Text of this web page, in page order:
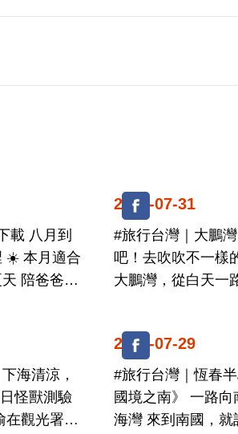
載 八月到
☀️ 本月適合
來
2026-07-31
#旅行台灣｜大鵬
吧！去吹吹不一樣
大鵬灣，從白天一
海清涼，
怪獸測驗
2026-07-29
#旅行台灣｜恆春
國境之南》 一路
海灣 來到南國，就